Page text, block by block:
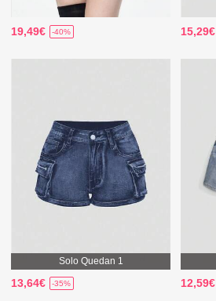
19,49€ -40% 15,29€
Solo Quedan 1
13,64€ -35% 12,59€